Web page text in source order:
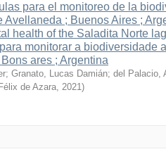
para el monitoreo de la
Avellaneda ; Buenos Aires ;
health of the Saladita Norte
monitorar a biodiversidade
ares ; Argentina
; Granato, Lucas Damián; del Palacio,
de Azara, 2021)